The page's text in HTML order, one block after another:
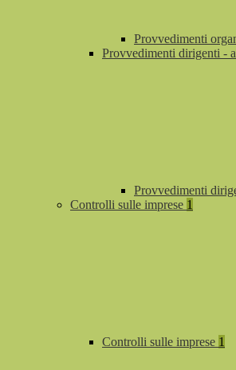
Provvedimenti
Provvedimenti dirigenti -
Provvedimenti
Controlli sulle imprese 1
Controlli sulle imprese 1